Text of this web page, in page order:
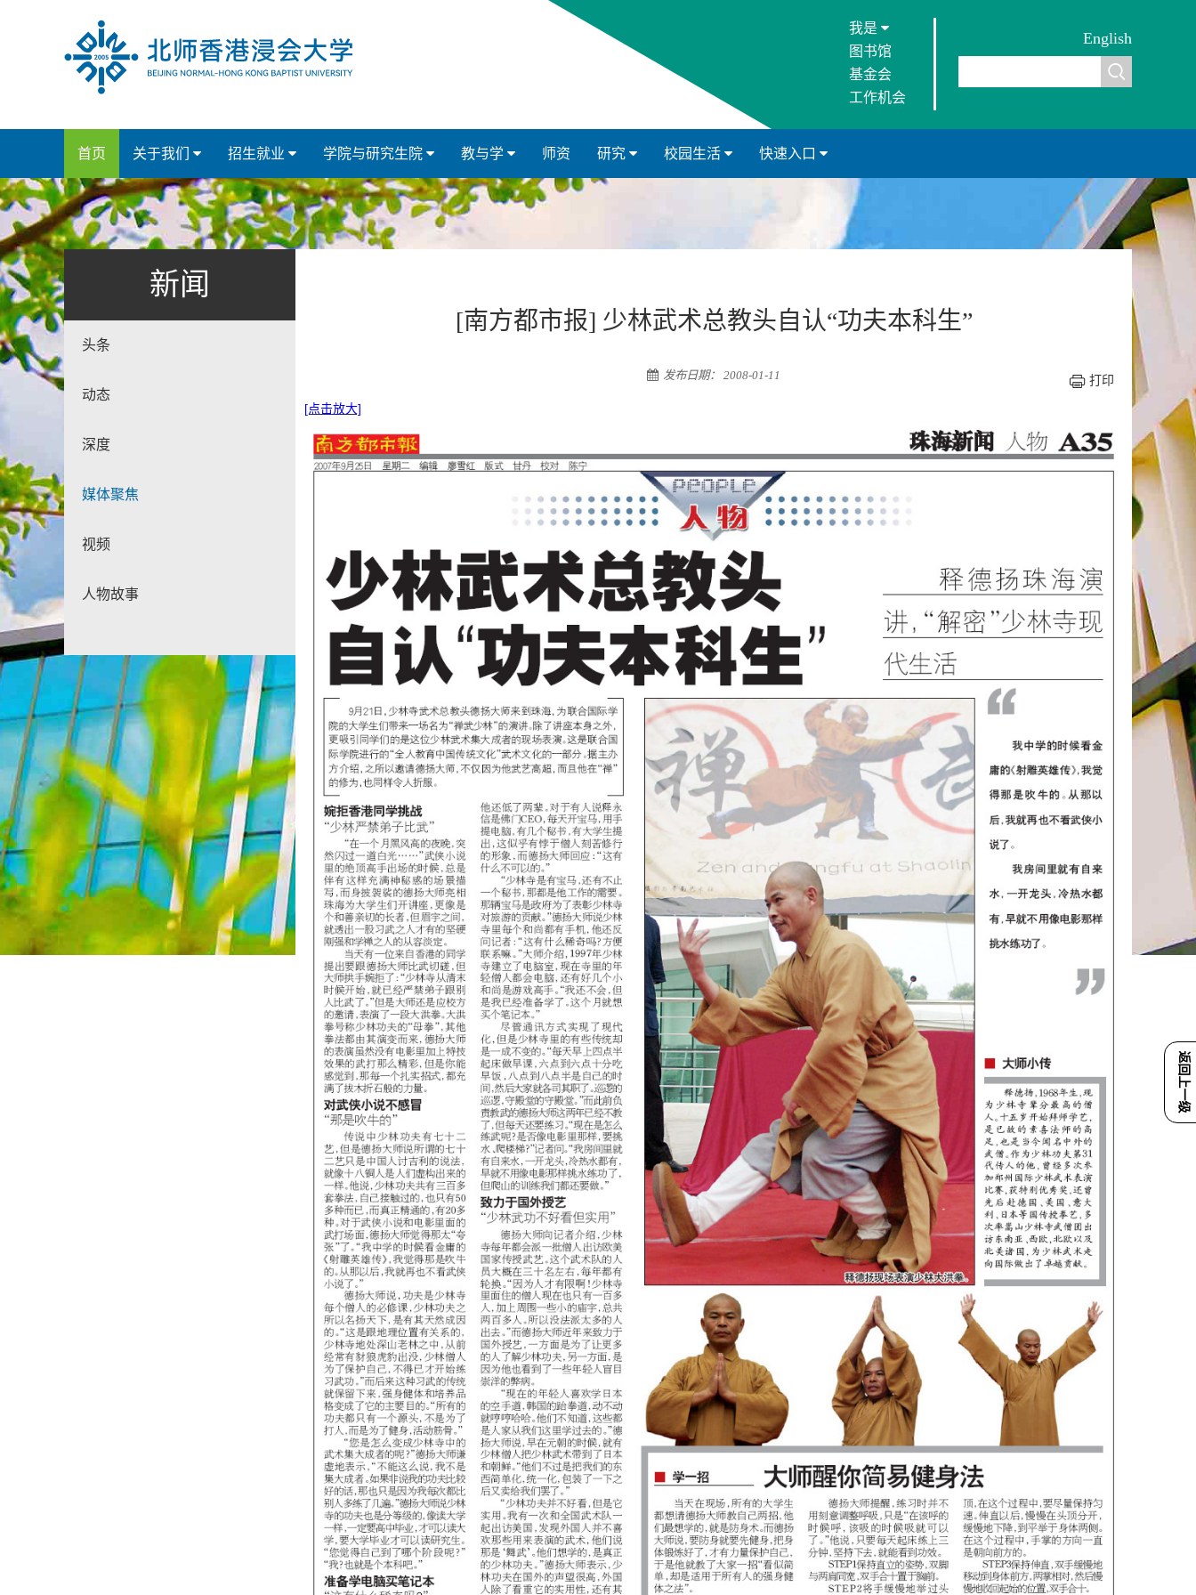
返回上一级
我是
图书馆
基金会
工作机会
English
首页 关于我们 招生就业 学院与研究生院 教与学 师资 研究 校园生活 快速入口
新闻
头条
动态
深度
媒体聚焦
视频
人物故事
[南方都市报] 少林武术总教头自认“功夫本科生”
发布日期： 2008-01-11 打印
[点击放大]